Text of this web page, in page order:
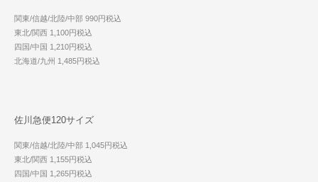
関東/信越/北陸/中部 990円税込
東北/関西 1,100円税込
四国/中国 1,210円税込
北海道/九州 1,485円税込
佐川急便120サイズ
関東/信越/北陸/中部 1,045円税込
東北/関西 1,155円税込
四国/中国 1,265円税込